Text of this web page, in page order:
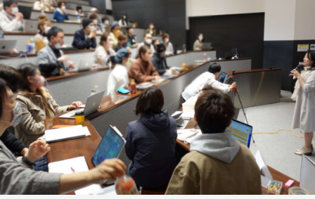
実績紹介
お問い合わせ